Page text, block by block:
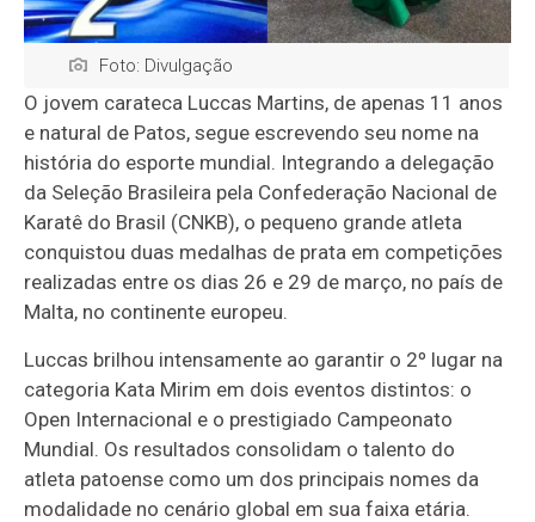
Foto: Divulgação
O jovem carateca Luccas Martins, de apenas 11 anos
e natural de Patos, segue escrevendo seu nome na
história do esporte mundial. Integrando a delegação
da Seleção Brasileira pela Confederação Nacional de
Karatê do Brasil (CNKB), o pequeno grande atleta
conquistou duas medalhas de prata em competições
realizadas entre os dias 26 e 29 de março, no país de
Malta, no continente europeu.
Luccas brilhou intensamente ao garantir o 2º lugar na
categoria Kata Mirim em dois eventos distintos: o
Open Internacional e o prestigiado Campeonato
Mundial. Os resultados consolidam o talento do
atleta patoense como um dos principais nomes da
modalidade no cenário global em sua faixa etária.